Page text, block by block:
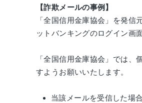
【詐欺メールの事例】
「全国信⽤⾦庫協会」を発
ットバンキングのログイン画
「全国信⽤⾦庫協会」では
すようお願いいたします。
当該メールを受信した場